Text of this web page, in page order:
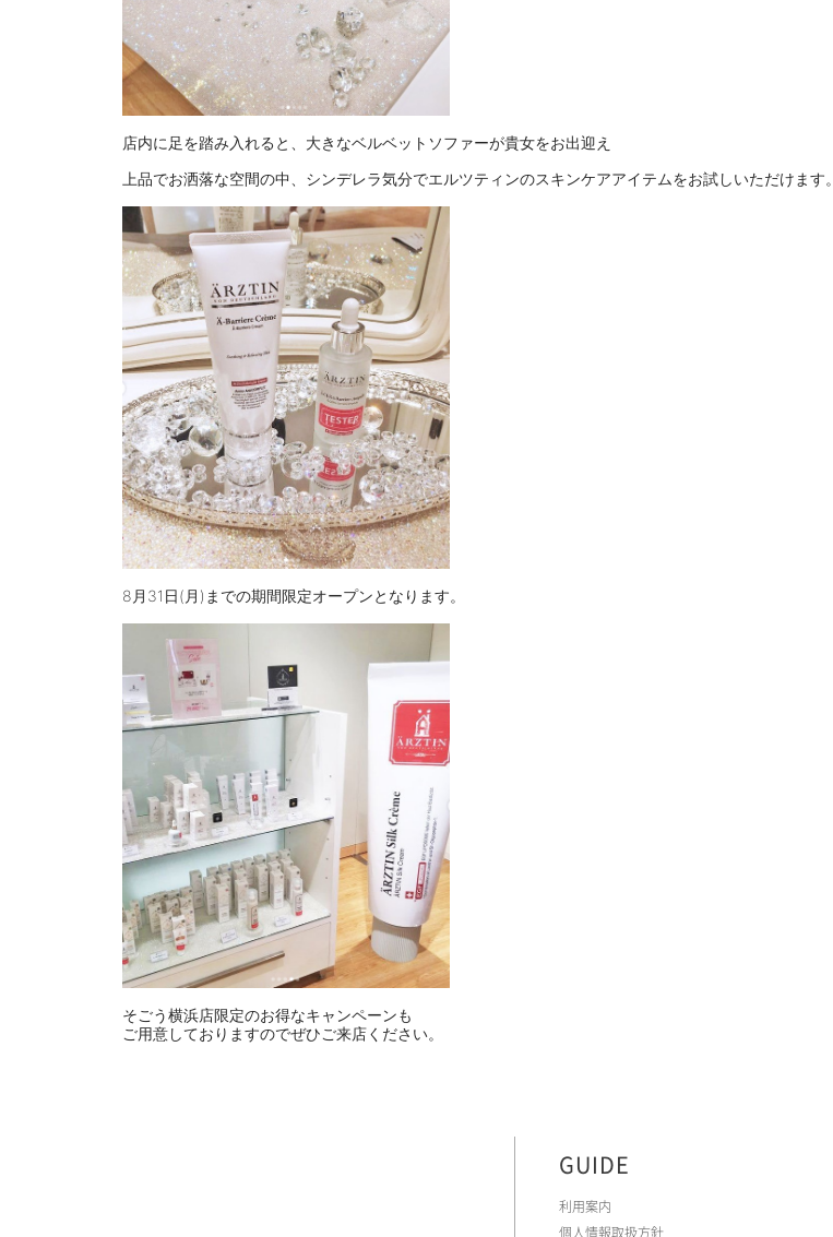
店内に足を踏み入れると、大きなベルベットソファーが貴女をお出迎え
上品でお洒落な空間の中、シンデレラ気分でエルツティンのスキンケアアイテムをお試しいただけます。
8月31日(月)までの期間限定オープンとなります。
そごう横浜店限定のお得なキャンペーンも
ご用意しておりますのでぜひご来店ください。
GUIDE
利用案内
個人情報取扱方針